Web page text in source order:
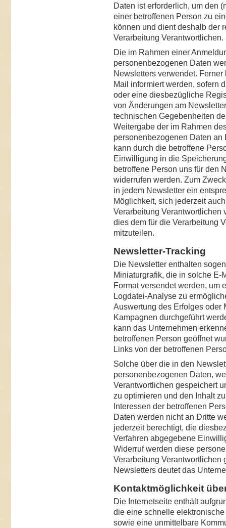
Daten ist erforderlich, um den
einer betroffenen Person zu
können und dient deshalb der
Verarbeitung Verantwortlichen.
Die im Rahmen einer
personenbezogenen Daten
Newsletters verwendet.
Mail informiert werden, sofern
oder eine diesbezügliche
von Änderungen am
technischen Gegebenheiten
Weitergabe der im Rahmen
personenbezogenen Daten
kann durch die betroffene
Einwilligung in die
betroffene Person uns für den
widerrufen werden. Zum
in jedem Newsletter ein
Möglichkeit, sich jederzeit
Verarbeitung Verantwortlichen
dies dem für die Verarbeitung
mitzuteilen.
Newsletter-Tracking
Die Newsletter enthalten
Miniaturgrafik, die in solche E-
Format versendet werden, um
Logdatei-Analyse zu
Auswertung des Erfolges oder
Kampagnen durchgeführt
kann das Unternehmen
betroffenen Person geöffnet
Links von der betroffenen
Solche über die in den
personenbezogenen Daten,
Verantwortlichen gespeichert
zu optimieren und den Inhalt
Interessen der betroffenen
Daten werden nicht an Dritte
jederzeit berechtigt, die
Verfahren abgegebene
Widerruf werden diese
Verarbeitung Verantwortlichen
Newsletters deutet das
Kontaktmöglichkeit
Die Internetseite enthält
die eine schnelle
sowie eine unmittelbare